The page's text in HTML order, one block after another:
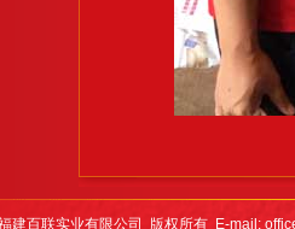
建百联实业有限公司 版权所有 E-mail: